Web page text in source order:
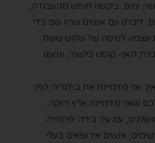
ימים, ביקשנו חופש מהעבודה,
דיברנו עם אנשים שהיו שם כדי
לטיסה של שלוש שעות
לואו- קוסט כלשהי, ונסענו.
אני מדמיינת את בולגריה לפני
שאני מדמיינת ארץ ירוקה,
עם עיר בירה יפהפייה
אנשים אירופאים בעלי